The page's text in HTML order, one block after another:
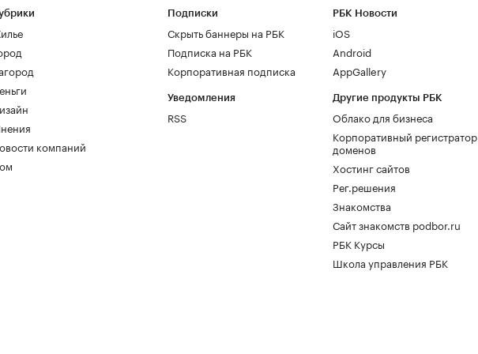
компаний
Подписки
Скрыть баннеры на РБК
Подписка на РБК
Корпоративная подписка
Уведомления
RSS
РБК Новости
iOS
Android
AppGallery
Другие продукты РБК
Облако для бизнеса
Корпоративный регистратор
доменов
Хостинг сайтов
Рег.решения
Знакомства
Сайт знакомств podbor.ru
РБК Курсы
Школа управления РБК